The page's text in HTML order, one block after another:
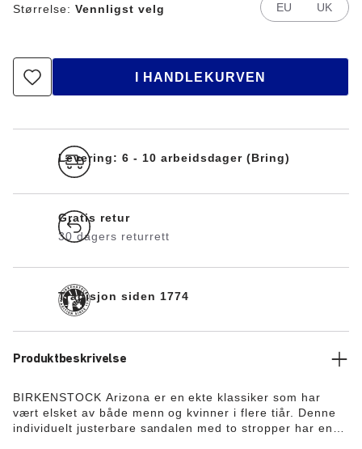
Størrelse: Vennligst velg EU UK
I HANDLEKURVEN
Levering: 6 - 10 arbeidsdager (Bring)
Gratis retur
30 dagers returrett
Tradisjon siden 1774
Produktbeskrivelse
BIRKENSTOCK Arizona er en ekte klassiker som har
vært elsket av både menn og kvinner i flere tiår. Denne
individuelt justerbare sandalen med to stropper har en